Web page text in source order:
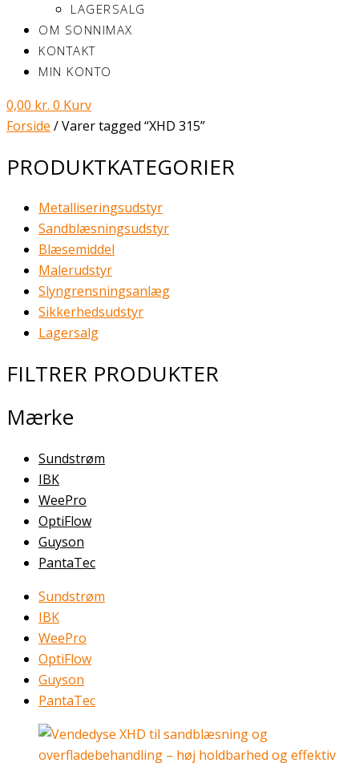
LAGERSALG
OM SONNIMAX
KONTAKT
MIN KONTO
0,00 kr. 0 Kurv
Forside / Varer tagged “XHD 315”
PRODUKTKATEGORIER
Metalliseringsudstyr
Sandblæsningsudstyr
Blæsemiddel
Malerudstyr
Slyngrensningsanlæg
Sikkerhedsudstyr
Lagersalg
FILTRER PRODUKTER
Mærke
Sundstrøm
IBK
WeePro
OptiFlow
Guyson
PantaTec
Sundstrøm
IBK
WeePro
OptiFlow
Guyson
PantaTec